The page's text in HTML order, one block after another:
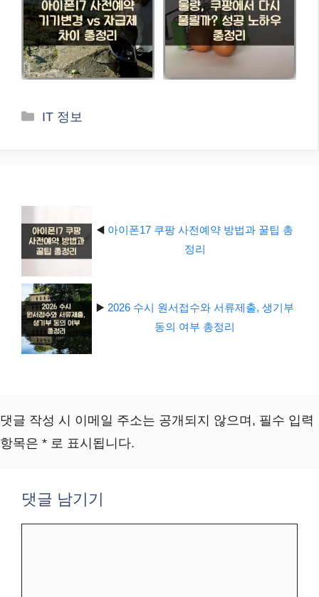
카
IT 정보
◀️ 아이폰17 쿠팡 사전예약 방법과 꿀팁 총
정리
▶️ 2026 수시 원서접수와 서류제출, 생기부
동의 여부 총정리
댓글 작성 시 이메일 주소는 공개되지 않으며, 필수 입력
항목은 * 로 표시됩니다.
댓글 남기기